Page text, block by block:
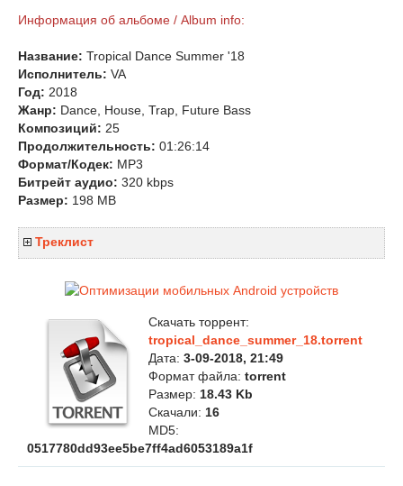
Информация об альбоме / Album info:
Название: Tropical Dance Summer '18
Исполнитель: VA
Год: 2018
Жанр: Dance, House, Trap, Future Bass
Композиций: 25
Продолжительность: 01:26:14
Формат/Кодек: MP3
Битрейт аудио: 320 kbps
Размер: 198 MB
Треклист
Скачать торрент:
tropical_dance_summer_18.torrent
Дата: 3-09-2018, 21:49
Формат файла: torrent
Размер: 18.43 Kb
Скачали: 16
MD5:
0517780dd93ee5be7ff4ad6053189a1f